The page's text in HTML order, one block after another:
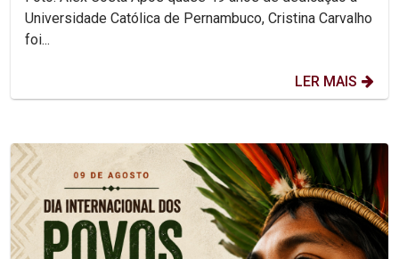
Universidade Católica de Pernambuco, Cristina Carvalho
foi...
LER MAIS